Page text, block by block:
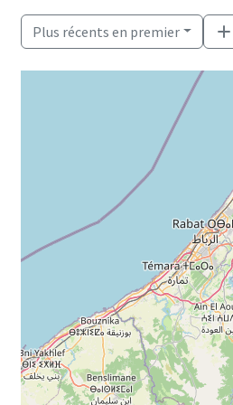
Mon compte
Plus récents en premier